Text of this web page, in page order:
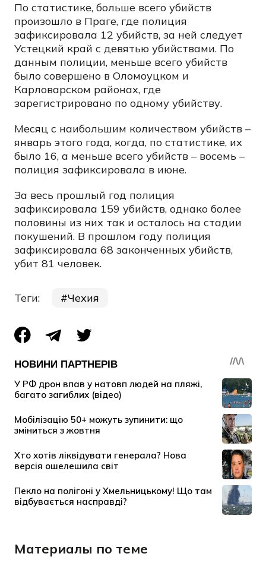
По статистике, больше всего убийств
произошло в Праге, где полиция
зафиксировала 12 убийств, за ней следует
Устецкий край с девятью убийствами. По
данным полиции, меньше всего убийств
было совершено в Оломоуцком и
Карловарском районах, где
зарегистрировано по одному убийству.
Месяц с наибольшим количеством убийств –
январь этого года, когда, по статистике, их
было 16, а меньше всего убийств – восемь –
полиция зафиксировала в июне.
За весь прошлый год полиция
зафиксировала 159 убийств, однако более
половины из них так и осталось на стадии
покушений. В прошлом году полиция
зафиксировала 68 законченных убийств,
убит 81 человек.
Теги: Чехия
Материалы по теме